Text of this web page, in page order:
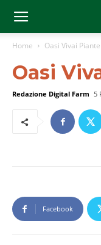
Home Oasi Vivai Piante
Oasi
Redazione Digital Farm 5
Facebook